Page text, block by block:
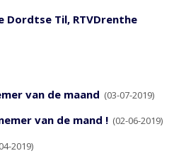
Dordtse Til, RTVDrenthe
van de maand (03-07-2019)
van de mand ! (02-06-2019)
2019)